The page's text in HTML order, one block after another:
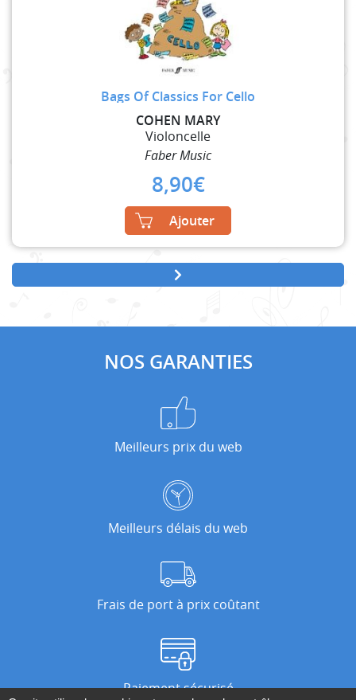
Bags Of Classics For Cello
COHEN MARY
Violoncelle
Faber Music
8,90€
Ajouter
NOS GARANTIES
Meilleurs prix du web
Meilleurs délais du web
Frais de port à prix coûtant
Paiement sécurisé